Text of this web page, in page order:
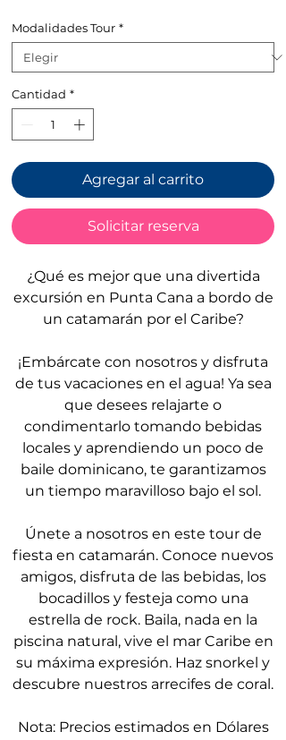
Modalidades Tour *
Cantidad *
Agregar al carrito
Solicitar reserva
¿Qué es mejor que una divertida
excursión en Punta Cana a bordo de
un catamarán por el Caribe?
¡Embárcate con nosotros y disfruta
de tus vacaciones en el agua! Ya sea
que desees relajarte o
condimentarlo tomando bebidas
locales y aprendiendo un poco de
baile dominicano, te garantizamos
un tiempo maravilloso bajo el sol.
Únete a nosotros en este tour de
fiesta en catamarán. Conoce nuevos
amigos, disfruta de las bebidas, los
bocadillos y festeja como una
estrella de rock. Baila, nada en la
piscina natural, vive el mar Caribe en
su máxima expresión. Haz snorkel y
descubre nuestros arrecifes de coral.
Nota: Precios estimados en Dólares